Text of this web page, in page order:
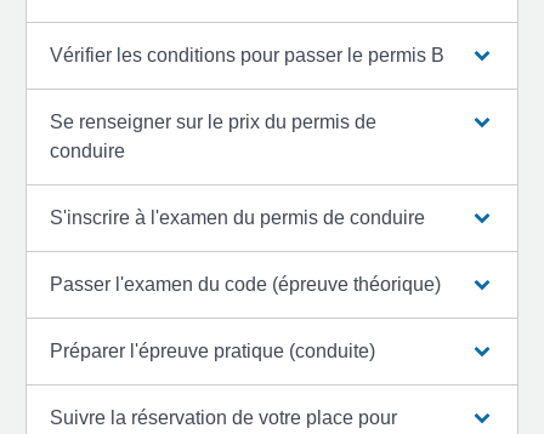
Vérifier les conditions pour passer le permis B
Se renseigner sur le prix du permis de
conduire
S'inscrire à l'examen du permis de conduire
Passer l'examen du code (épreuve théorique)
Préparer l'épreuve pratique (conduite)
Suivre la réservation de votre place pour